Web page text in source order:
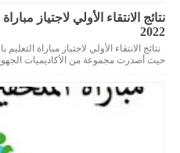
2022
حيث أصدرت مجموعة من الأكاديميات الجهوية